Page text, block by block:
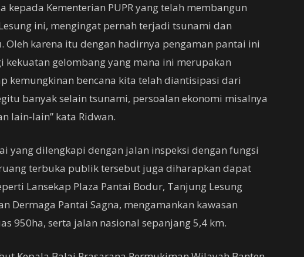
kepada Kementerian PUPR yang telah membangun
ini, mengingat pernah terjadi tsunami dan
karena itu dengan hadirnya pengaman pantai ini
gelombang yang mana ini merupakan
kemungkinan bencana kita telah diantisipasi dari
banyak selain tsunami, persoalan ekonomi misalnya
lain-lain” kata Ridwan.
yang dilengkapi dengan jalan inspeksi dengan fungsi
terbuka publik tersebut juga diharapkan dapat
Lansekap Plaza Pantai Bodur, Tanjung Lesung
Dermaga Pantai Sagna, mengamankan kawasan
950ha, serta jalan nasional sepanjang 5,4 km.